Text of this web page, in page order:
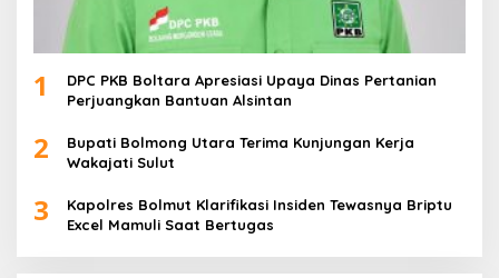
1
DPC PKB Boltara Apresiasi Upaya Dinas Pertanian
Perjuangkan Bantuan Alsintan
2
Bupati Bolmong Utara Terima Kunjungan Kerja
Wakajati Sulut
3
Kapolres Bolmut Klarifikasi Insiden Tewasnya Briptu
Excel Mamuli Saat Bertugas